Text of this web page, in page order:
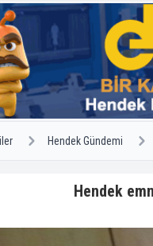
Hendek Gündemi
Hendek